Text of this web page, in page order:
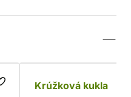
Krúžková kukla